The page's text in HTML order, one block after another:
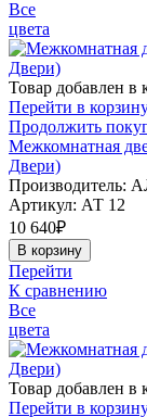
Все
цвета
Товар добавлен в
Перейти в
Продолжить
Межкомнатная
Двери)
Артикул: АТ 12
10 640₽
В корзину
Перейти
К сравнению
Все
цвета
Товар добавлен в
Перейти в